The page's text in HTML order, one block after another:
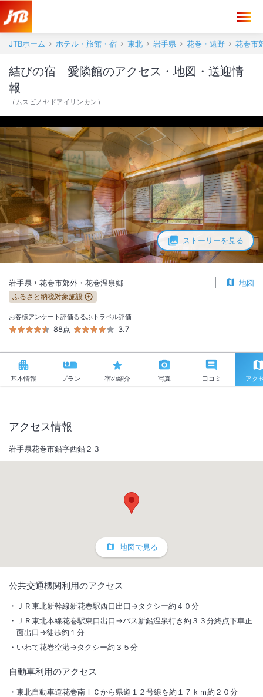
JTBホーム ホテル・旅館・宿 東北 岩手県 花巻・遠野 花巻市
ストーリーを見る
結びの宿 愛隣館のアクセス・地図・送迎情
報
（ ムスビノヤドアイリンカン ）
岩手県 花巻市郊外・花巻温泉郷 地図
ふるさと納税対象施設
お客様アンケート評価
88点
るるぶトラベル評価
3.7
基本情報 プラン 宿の紹介 写真 口コミ アク
３つの大浴場、１７の浴槽で温泉三昧！新お食事処「里山ダイニング」
では里山の祝祭をコンセプトにした先付料理とビュッフェを提供。部屋
アクセス情報
岩手県花巻市鉛字西鉛２３
地図で見る
公共交通機関利用のアクセス
ＪＲ東北新幹線新花巻駅西口出口→タクシー約４０分
ＪＲ東北本線花巻駅東口出口→バス新鉛温泉行き約３３分終点下車正
面出口→徒歩約１分
いわて花巻空港→タクシー約３５分
自動車利用のアクセス
東北自動車道花巻南ＩＣから県道１２号線を約１７ｋｍ約２０分